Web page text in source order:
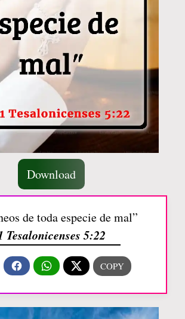
Download
de toda especie de mal”
Tesalonicenses 5:22